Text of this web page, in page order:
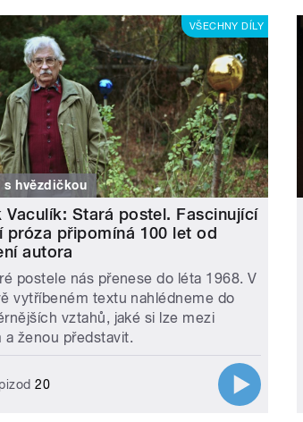
s hvězdičkou
VŠECHNY DÍLY
Vaculík: Stará postel. Fascinující
próza připomíná 100 let od
autora
postele nás přenese do léta 1968. V
vytříbeném textu nahlédneme do
vztahů, jaké si lze mezi
a ženou představit.
20